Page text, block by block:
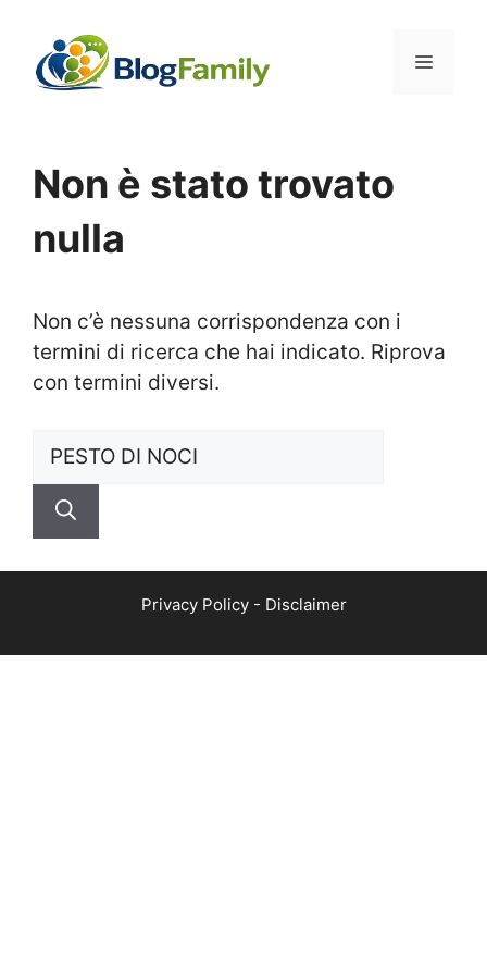
contenuto
Menu
Non è stato trovato
nulla
Non c’è nessuna corrispondenza con i
termini di ricerca che hai indicato. Riprova
con termini diversi.
Ricerca
Privacy Policy- Disclaimer